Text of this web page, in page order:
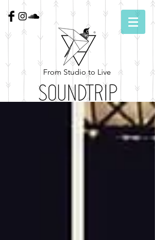
From Studio to Live